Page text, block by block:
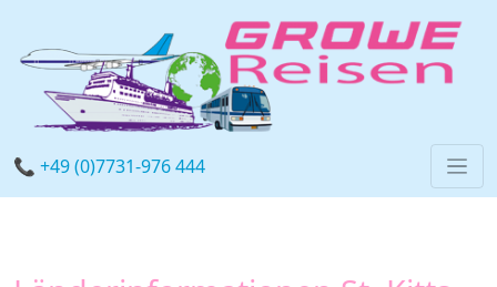
📞 +49 (0)7731-976 444